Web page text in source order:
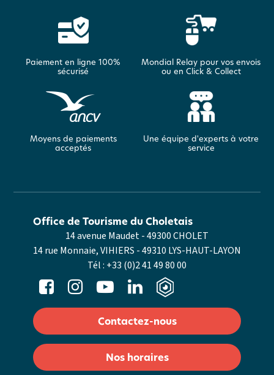
Paiement en ligne 100%
sécurisé
Mondial Relay pour vos envois
ou en Click & Collect
Moyens de paiements
acceptés
Une équipe d'experts à votre
service
14 avenue Maudet - 49300 CHOLET
14 rue Monnaie, VIHIERS - 49310 LYS-HAUT-LAYON
Tél : +33 (0)2 41 49 80 00
Office de Tourisme du Choletais
Contactez-nous
Nos horaires